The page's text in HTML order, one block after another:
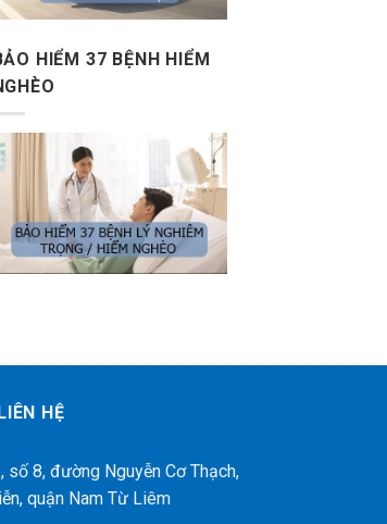
HIỂM 37 BỆNH HIỂM
HỆ
số 8, đường Nguyễn Cơ Thạch,
quận Nam Từ Liêm